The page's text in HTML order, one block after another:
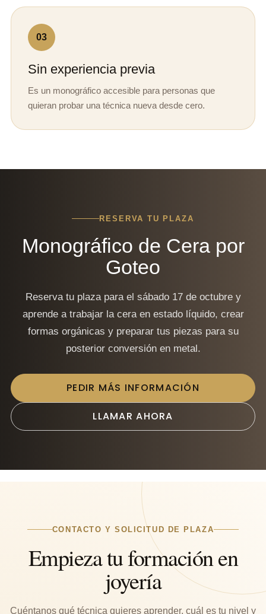
03
Sin experiencia previa
Es un monográfico accesible para personas que
quieran probar una técnica nueva desde cero.
RESERVA TU PLAZA
Monográfico de Cera por
Goteo
Reserva tu plaza para el sábado 17 de octubre y
aprende a trabajar la cera en estado líquido, crear
formas orgánicas y preparar tus piezas para su
posterior conversión en metal.
PEDIR MÁS INFORMACIÓN
LLAMAR AHORA
CONTACTO Y SOLICITUD DE PLAZA
Empieza tu formación en
joyería
Cuéntanos qué técnica quieres aprender, cuál es tu nivel y